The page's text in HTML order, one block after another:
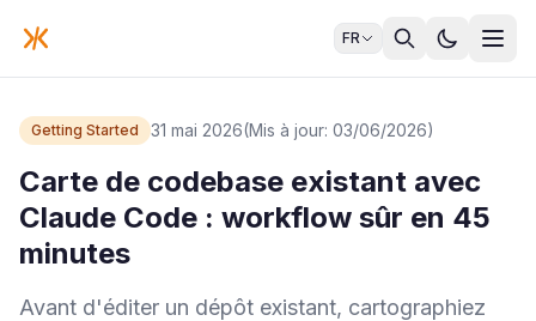
FR
Getting Started 31 mai 2026(Mis à jour: 03/06/2026)
Carte de codebase existant avec
Claude Code : workflow sûr en 45
minutes
Avant d'éditer un dépôt existant, cartographiez